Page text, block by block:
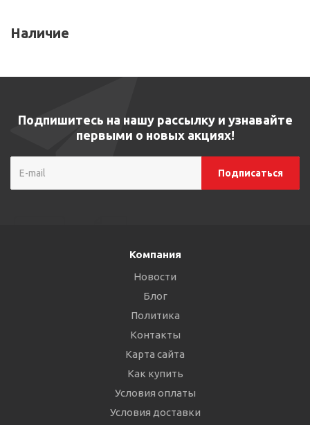
Наличие
Подпишитесь на нашу рассылку и узнавайте
первыми о новых акциях!
Компания
Новости
Блог
Политика
Контакты
Карта сайта
Как купить
Условия оплаты
Условия доставки